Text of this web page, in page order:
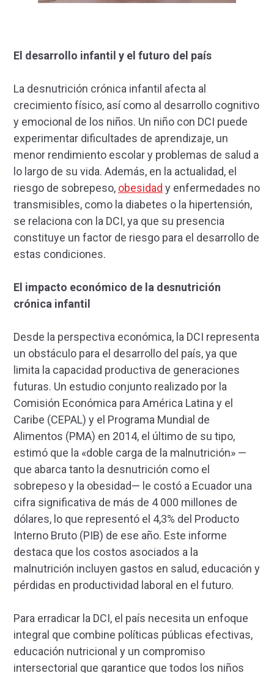
El desarrollo infantil y el futuro del país
La desnutrición crónica infantil afecta al
crecimiento físico, así como al desarrollo cognitivo
y emocional de los niños. Un niño con DCI puede
experimentar dificultades de aprendizaje, un
menor rendimiento escolar y problemas de salud a
lo largo de su vida. Además, en la actualidad, el
riesgo de sobrepeso, obesidad y enfermedades no
transmisibles, como la diabetes o la hipertensión,
se relaciona con la DCI, ya que su presencia
constituye un factor de riesgo para el desarrollo de
estas condiciones.
El impacto económico de la desnutrición
crónica infantil
Desde la perspectiva económica, la DCI representa
un obstáculo para el desarrollo del país, ya que
limita la capacidad productiva de generaciones
futuras. Un estudio conjunto realizado por la
Comisión Económica para América Latina y el
Caribe (CEPAL) y el Programa Mundial de
Alimentos (PMA) en 2014, el último de su tipo,
estimó que la «doble carga de la malnutrición» —
que abarca tanto la desnutrición como el
sobrepeso y la obesidad— le costó a Ecuador una
cifra significativa de más de 4 000 millones de
dólares, lo que representó el 4,3% del Producto
Interno Bruto (PIB) de ese año. Este informe
destaca que los costos asociados a la
malnutrición incluyen gastos en salud, educación y
pérdidas en productividad laboral en el futuro.
Para erradicar la DCI, el país necesita un enfoque
integral que combine políticas públicas efectivas,
educación nutricional y un compromiso
intersectorial que garantice que todos los niños